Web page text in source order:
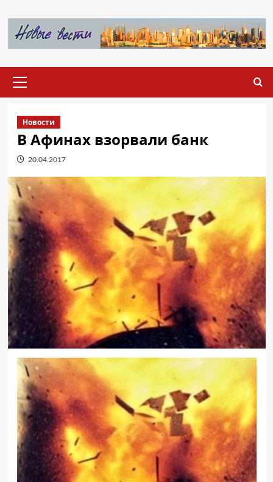
содержимому
меню
Новости
В Афинах взорвали банк
20.04.2017